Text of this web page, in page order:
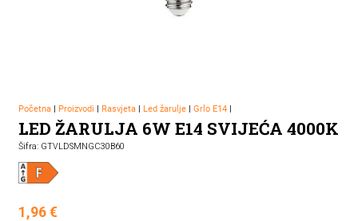
Početna| Proizvodi | Rasvjeta| Led žarulje| Grlo E14|
LED ŽARULJA 6W E14 SVIJEĆA 4000K
Šifra: GTVLDSMNGC30B60
1,96€